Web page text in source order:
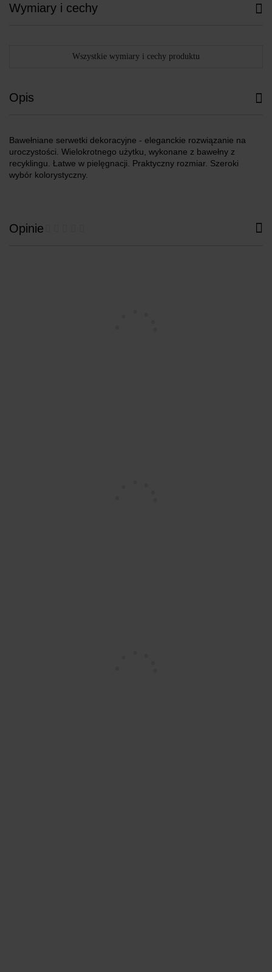
Wymiary i cechy
Wszystkie wymiary i cechy produktu
Opis
Bawełniane serwetki dekoracyjne - eleganckie rozwiązanie na
uroczystości. Wielokrotnego użytku, wykonane z bawełny z
recyklingu. Łatwe w pielęgnacji. Praktyczny rozmiar. Szeroki
wybór kolorystyczny.
Opinie